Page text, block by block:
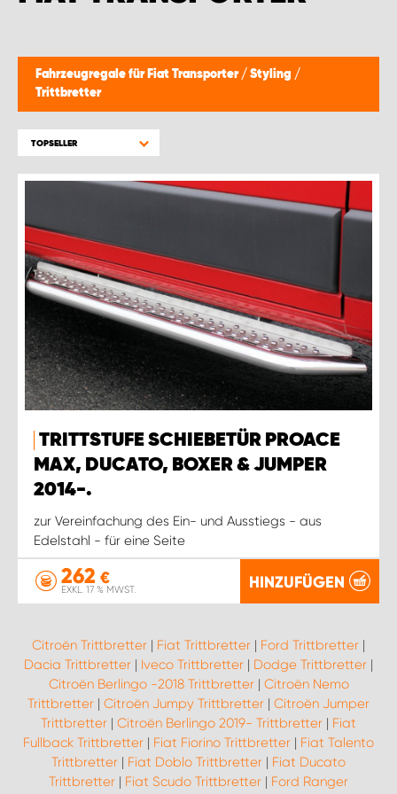
Fahrzeugregale für Fiat Transporter / Styling /
Trittbretter
TOPSELLER
TRITTSTUFE SCHIEBETÜR PROACE
MAX, DUCATO, BOXER & JUMPER
2014-.
zur Vereinfachung des Ein- und Ausstiegs - aus
Edelstahl - für eine Seite
262 €
EXKL. 17 % MWST. HINZUFÜGEN
Citroën Trittbretter | Fiat Trittbretter | Ford Trittbretter |
Dacia Trittbretter | Iveco Trittbretter | Dodge Trittbretter |
Citroën Berlingo -2018 Trittbretter| Citroën Nemo
Trittbretter | Citroën Jumpy Trittbretter | Citroën Jumper
Trittbretter | Citroën Berlingo 2019- Trittbretter | Fiat
Fullback Trittbretter | Fiat Fiorino Trittbretter | Fiat Talento
Trittbretter | Fiat Doblo Trittbretter | Fiat Ducato
Trittbretter | Fiat Scudo Trittbretter | Ford Ranger